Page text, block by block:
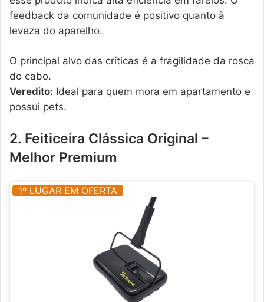
feedback da comunidade é positivo quanto à
leveza do aparelho.
O principal alvo das críticas é a fragilidade da rosca
do cabo.
Veredito: Ideal para quem mora em apartamento e
possui pets.
2. Feiticeira Clássica Original –
Melhor Premium
1º LUGAR EM OFERTA